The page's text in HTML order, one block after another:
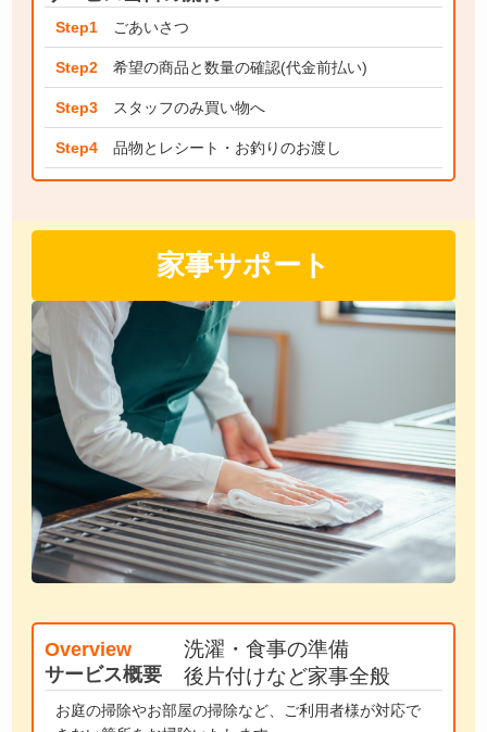
Step1 ごあいさつ
Step2 希望の商品と数量の確認(代金前払い)
Step3 スタッフのみ買い物へ
Step4 品物とレシート・お釣りのお渡し
家事サポート
Overview
サービス概要
洗濯・食事の準備
後片付けなど家事全般
お庭の掃除やお部屋の掃除など、ご利用者様が対応で